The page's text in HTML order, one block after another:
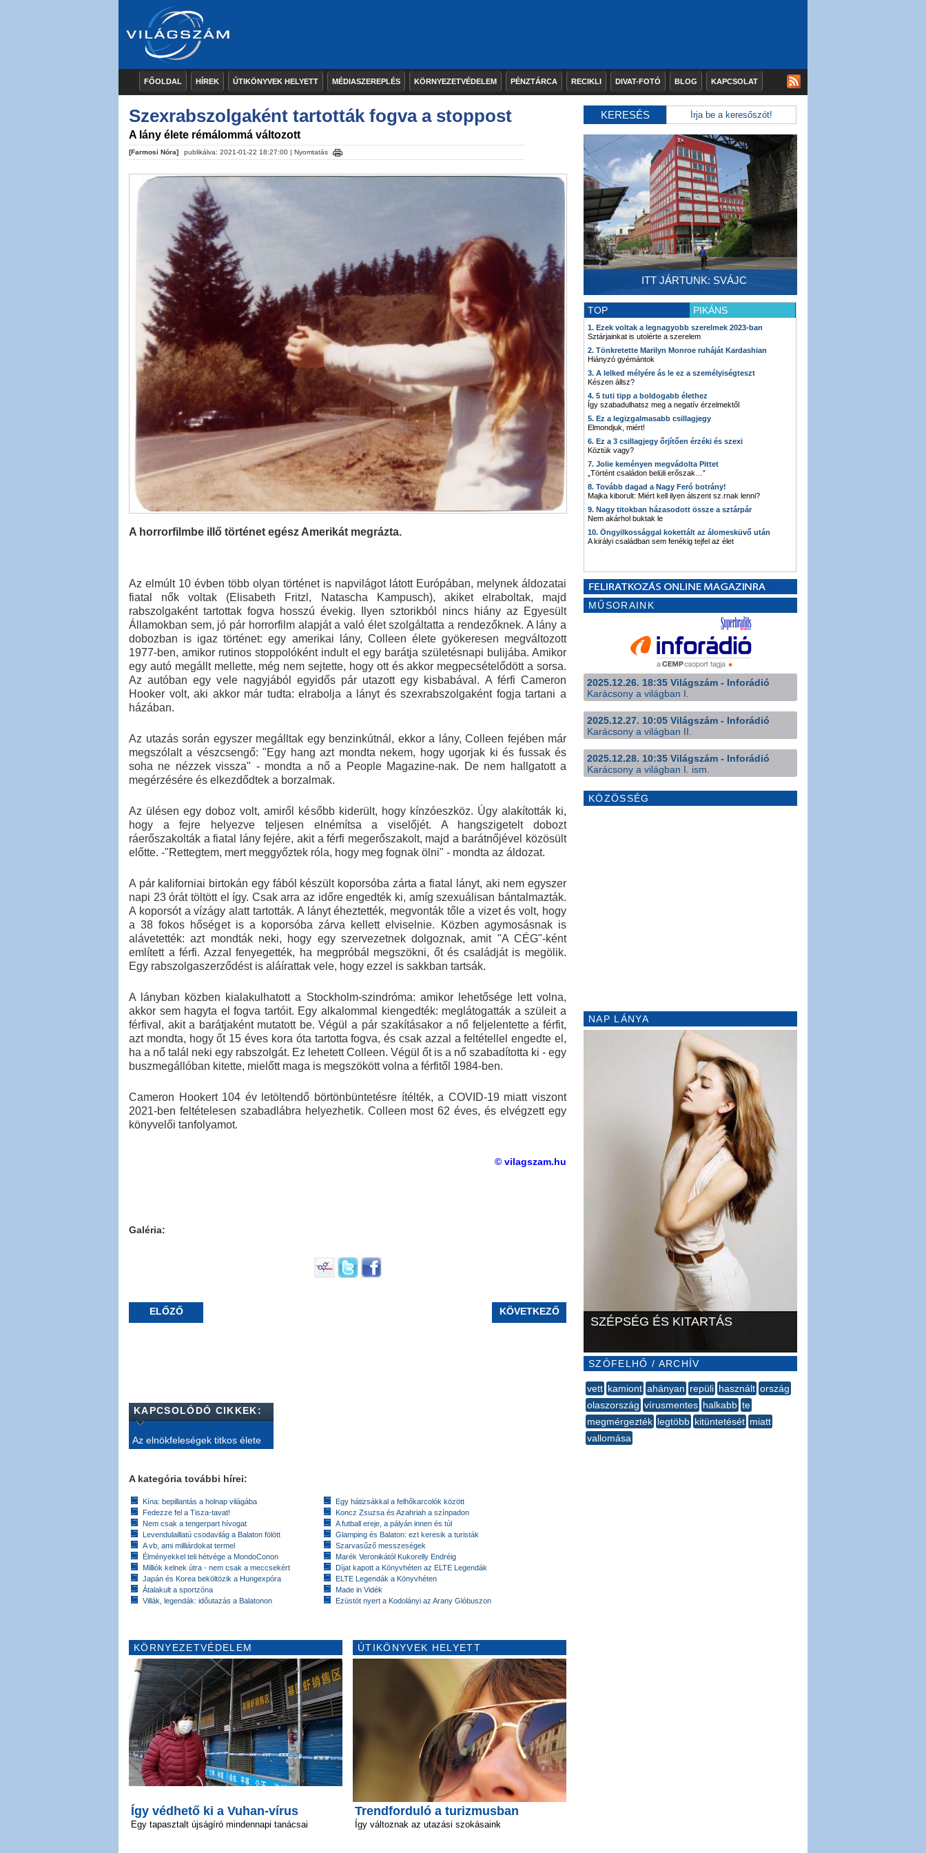
FŐOLDAL HÍREK ÚTIKÖNYVEK HELYETT MÉDIASZEREPLÉS KÖRNYEZETVÉDELEM PÉNZTÁRCA RECIKLI DIVAT-FOTÓ BLOG KAPCSOLAT
Szexrabszolgaként tartották fogva a stoppost
A lány élete rémálommá változott
[Farmosi Nóra] publikálva: 2021-01-22 18:27:00 | Nyomtatás
A horrorfilmbe illő történet egész Amerikát megrázta.
Az elmúlt 10 évben több olyan történet is napvilágot látott Európában, melynek áldozatai
fiatal nők voltak (Elisabeth Fritzl, Natascha Kampusch), akiket elraboltak, majd
rabszolgaként tartottak fogva hosszú évekig. Ilyen sztorikból nincs hiány az Egyesült
Államokban sem, jó pár horrorfilm alapját a való élet szolgáltatta a rendezőknek. A lány a
dobozban is igaz történet: egy amerikai lány, Colleen élete gyökeresen megváltozott
1977-ben, amikor rutinos stoppolóként indult el egy barátja születésnapi bulijába. Amikor
egy autó megállt mellette, még nem sejtette, hogy ott és akkor megpecsételődött a sorsa.
Az autóban egy vele nagyjából egyidős pár utazott egy kisbabával. A férfi Cameron
Hooker volt, aki akkor már tudta: elrabolja a lányt és szexrabszolgaként fogja tartani a
házában.
Az utazás során egyszer megálltak egy benzinkútnál, ekkor a lány, Colleen fejében már
megszólalt a vészcsengő: "Egy hang azt mondta nekem, hogy ugorjak ki és fussak és
soha ne nézzek vissza" - mondta a nő a People Magazine-nak. De nem hallgatott a
megérzésére és elkezdődtek a borzalmak.
Az ülésen egy doboz volt, amiről később kiderült, hogy kínzóeszköz. Úgy alakították ki,
hogy a fejre helyezve teljesen elnémítsa a viselőjét. A hangszigetelt dobozt
ráerőszakolták a fiatal lány fejére, akit a férfi megerőszakolt, majd a barátnőjével közösült
előtte. -"Rettegtem, mert meggyőztek róla, hogy meg fognak ölni" - mondta az áldozat.
A pár kaliforniai birtokán egy fából készült koporsóba zárta a fiatal lányt, aki nem egyszer
napi 23 órát töltött el így. Csak arra az időre engedték ki, amíg szexuálisan bántalmazták.
A koporsót a vízágy alatt tartották. A lányt éheztették, megvonták tőle a vizet és volt, hogy
a 38 fokos hőséget is a koporsóba zárva kellett elviselnie. Közben agymosásnak is
alávetették: azt mondták neki, hogy egy szervezetnek dolgoznak, amit "A CÉG"-ként
említett a férfi. Azzal fenyegették, ha megpróbál megszökni, őt és családját is megölik.
Egy rabszolgaszerződést is aláírattak vele, hogy ezzel is sakkban tartsák.
A lányban közben kialakulhatott a Stockholm-szindróma: amikor lehetősége lett volna,
akkor sem hagyta el fogva tartóit. Egy alkalommal kiengedték: meglátogatták a szüleit a
férfival, akit a barátjaként mutatott be. Végül a pár szakításakor a nő feljelentette a férfit,
azt mondta, hogy őt 15 éves kora óta tartotta fogva, és csak azzal a feltétellel engedte el,
ha a nő talál neki egy rabszolgát. Ez lehetett Colleen. Végül őt is a nő szabadította ki - egy
buszmegállóban kitette, mielőtt maga is megszökött volna a férfitől 1984-ben.
Cameron Hookert 104 év letöltendő börtönbüntetésre ítélték, a COVID-19 miatt viszont
2021-ben feltételesen szabadlábra helyezhetik. Colleen most 62 éves, és elvégzett egy
könyvelői tanfolyamot.
© vilagszam.hu
Galéria:
ELŐZŐ KÖVETKEZŐ
KAPCSOLÓDÓ CIKKEK:
Az elnökfeleségek titkos élete
A kategória további hírei:
Kína: bepillantás a holnap világába
Fedezze fel a Tisza-tavat!
Nem csak a tengerpart hívogat
Levendulaillatú csodavilág a Balaton fölött
A vb, ami milliárdokat termel
Élményekkel teli hétvége a MondoConon
Milliók kelnek útra - nem csak a meccsekért
Japán és Korea beköltözik a Hungexpóra
Átalakult a sportzóna
Villák, legendák: időutazás a Balatonon
Egy hátizsákkal a felhőkarcolók között
Koncz Zsuzsa és Azahriah a színpadon
A futball ereje, a pályán innen és túl
Glamping és Balaton: ezt keresik a turisták
Szarvasűző messzeségek
Marék Veronikától Kukorelly Endréig
Díjat kapott a Könyvhéten az ELTE Legendák
ELTE Legendák a Könyvhéten
Made in Vidék
Ezüstöt nyert a Kodolányi az Arany Glóbuszon
KÖRNYEZETVÉDELEM
Így védhető ki a Vuhan-vírus
Egy tapasztalt újságíró mindennapi tanácsai
ÚTIKÖNYVEK HELYETT
Trendforduló a turizmusban
Így változnak az utazási szokásaink
KERESÉS
ITT JÁRTUNK: SVÁJC
TOP PIKÁNS
1. Ezek voltak a legnagyobb szerelmek 2023-ban
Sztárjainkat is utolérte a szerelem
2. Tönkretette Marilyn Monroe ruháját Kardashian
Hiányzó gyémántok
3. A lelked mélyére ás le ez a személyiségteszt
Készen állsz?
4. 5 tuti tipp a boldogabb élethez
Így szabadulhatsz meg a negatív érzelmektől
5. Ez a legizgalmasabb csillagjegy
Elmondjuk, miért!
6. Ez a 3 csillagjegy őrjítően érzéki és szexi
Köztük vagy?
7. Jolie keményen megvádolta Pittet
„Történt családon belüli erőszak…”
8. Tovább dagad a Nagy Feró botrány!
Majka kiborult: Miért kell ilyen álszent sz.rnak lenni?
9. Nagy titokban házasodott össze a sztárpár
Nem akárhol buktak le
10. Öngyilkossággal kokettált az álomesküvő után
A királyi családban sem fenékig tejfel az élet
MŰSORAINK
2025.12.26. 18:35 Világszám - Inforádió
Karácsony a világban I.
2025.12.27. 10:05 Világszám - Inforádió
Karácsony a világban II.
2025.12.28. 10:35 Világszám - Inforádió
Karácsony a világban I. ism.
KÖZÖSSÉG
NAP LÁNYA
SZÉPSÉG ÉS KITARTÁS
SZÓFELHŐ / ARCHÍV
vett kamiont ahányan repüli használt ország
olaszország vírusmentes halkabb te
megmérgezték legtöbb kitüntetését miatt
vallomása